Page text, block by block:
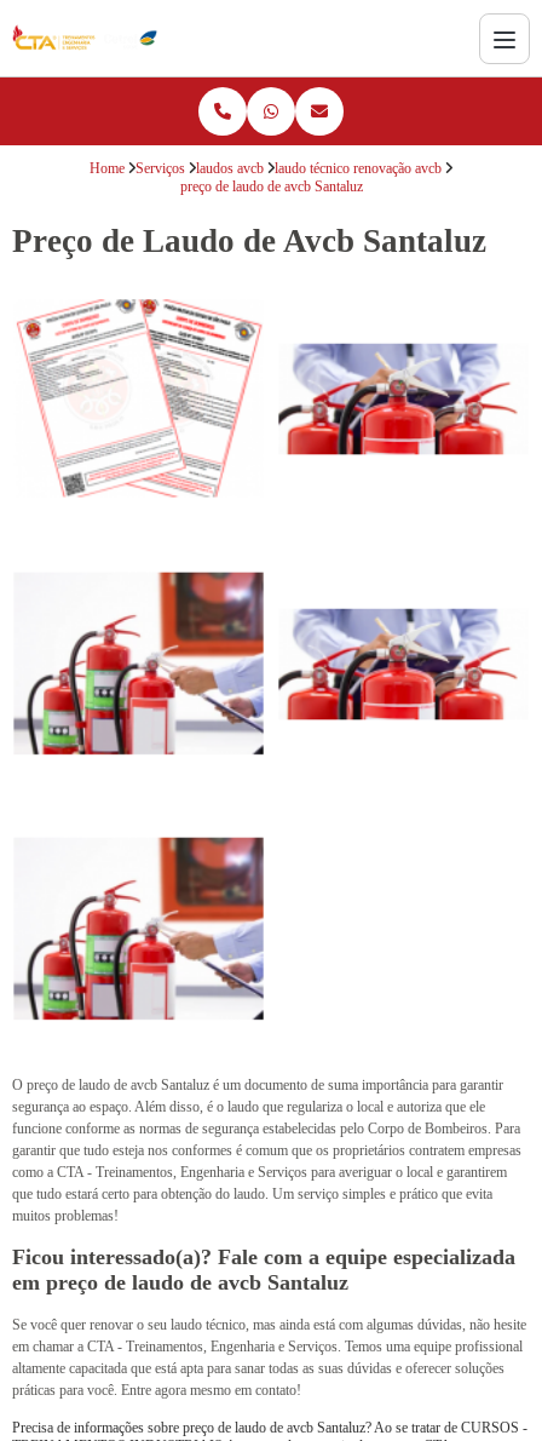
Home Serviços laudos avcb
laudo técnico renovação avcb
preço de laudo de avcb Santaluz
Preço de Laudo de Avcb Santaluz
O preço de laudo de avcb Santaluz é um documento de suma importância para garantir
segurança ao espaço. Além disso, é o laudo que regulariza o local e autoriza que ele
funcione conforme as normas de segurança estabelecidas pelo Corpo de Bombeiros. Para
garantir que tudo esteja nos conformes é comum que os proprietários contratem empresas
como a CTA - Treinamentos, Engenharia e Serviços para averiguar o local e garantirem
que tudo estará certo para obtenção do laudo. Um serviço simples e prático que evita
muitos problemas!
Ficou interessado(a)? Fale com a equipe especializada
em preço de laudo de avcb Santaluz
Se você quer renovar o seu laudo técnico, mas ainda está com algumas dúvidas, não hesite
em chamar a CTA - Treinamentos, Engenharia e Serviços. Temos uma equipe profissional
altamente capacitada que está apta para sanar todas as suas dúvidas e oferecer soluções
práticas para você. Entre agora mesmo em contato!
Precisa de informações sobre preço de laudo de avcb Santaluz? Ao se tratar de CURSOS -